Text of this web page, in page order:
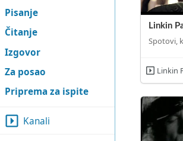
Pisanje
Čitanje
Izgovor
Za posao
Priprema za ispite
Kanali
Linkin
Spotovi,
Linkin